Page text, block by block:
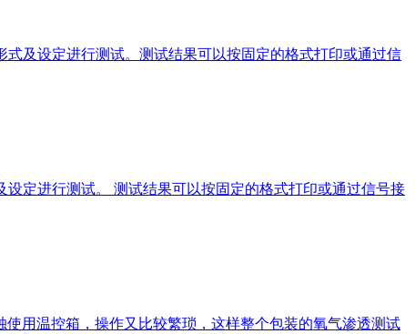
及设定进行测试。测试结果可以按固定的格式打印或通过信
定进行测试。 测试结果可以按固定的格式打印或通过信号接
用温控箱，操作又比较繁琐，这样整个包装的氧气渗透测试